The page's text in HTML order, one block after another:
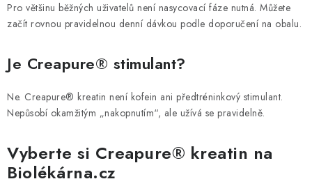
Pro většinu běžných uživatelů není nasycovací fáze nutná. Můžete
začít rovnou pravidelnou denní dávkou podle doporučení na obalu.
Je Creapure® stimulant?
Ne. Creapure® kreatin není kofein ani předtréninkový stimulant.
Nepůsobí okamžitým „nakopnutím“, ale užívá se pravidelně.
Vyberte si Creapure® kreatin na
Biolékárna.cz